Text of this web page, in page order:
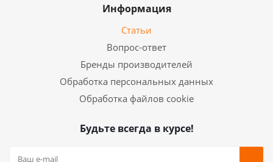
Информация
Статьи
Вопрос-ответ
Бренды производителей
Обработка персональных данных
Обработка файлов cookie
Будьте всегда в курсе!